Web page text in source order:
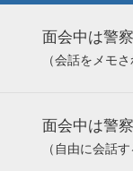
面会中は警
（会話をメモ
面会中は警
（自由に会話